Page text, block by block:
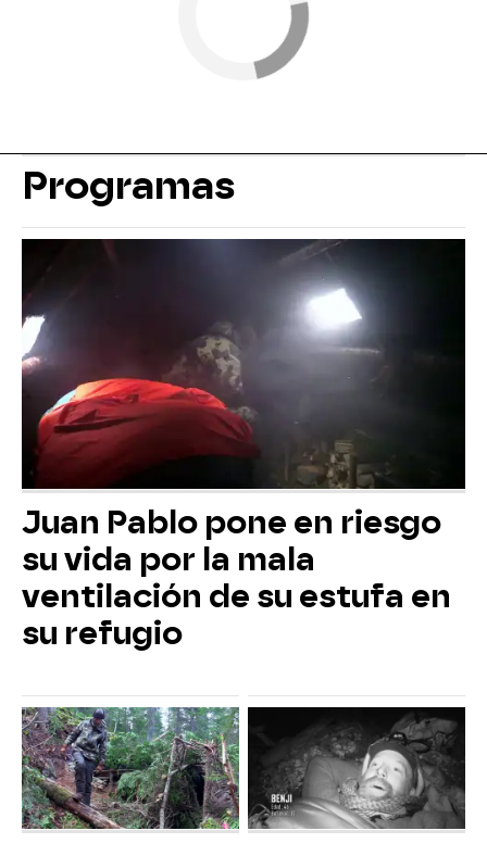
Programas
Juan Pablo pone en riesgo
su vida por la mala
ventilación de su estufa en
su refugio